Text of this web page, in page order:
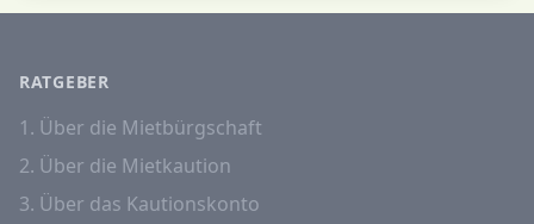
RATGEBER
1. Über die Mietbürgschaft
2. Über die Mietkaution
3. Über das Kautionskonto